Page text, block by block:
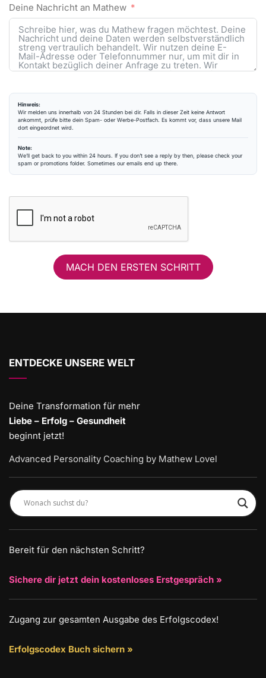
Deine Nachricht an Mathew
Hinweis:
Wir melden uns innerhalb von 24 Stunden bei dir. Falls in dieser Zeit keine Antwort
ankommt, prüfe bitte dein Spam- oder Werbe-Postfach. Es kommt vor, dass unsere Mail
dort eingeordnet wird.
Note:
We’ll get back to you within 24 hours. If you don’t see a reply by then, please check your
spam or promotions folder. Sometimes our emails end up there.
MACH DEN ERSTEN SCHRITT
ENTDECKE UNSERE WELT
Deine Transformation für mehr
Liebe – Erfolg – Gesundheit
beginnt jetzt!
Advanced Personality Coaching by Mathew Lovel
Bereit für den nächsten Schritt?
Sichere dir jetzt dein kostenloses Erstgespräch »
Zugang zur gesamten Ausgabe des Erfolgscodex!
Erfolgscodex Buch sichern »